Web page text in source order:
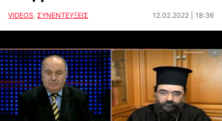
VIDEOS, ΣΥΝΕΝΤΕΥΞΕΙΣ 12.02.2022 | 18:36